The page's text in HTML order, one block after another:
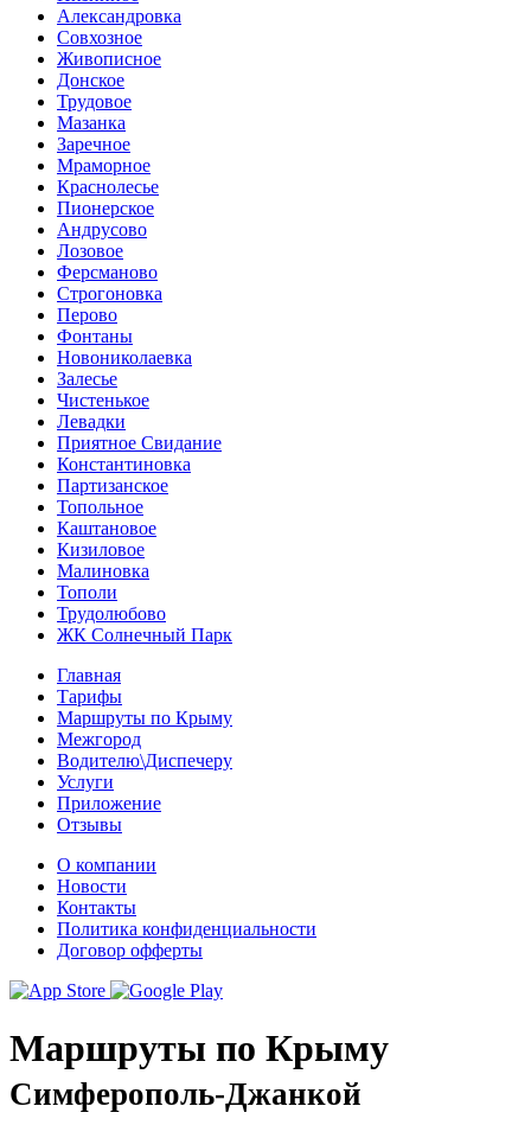
Александровка
Совхозное
Живописное
Донское
Трудовое
Мазанка
Заречное
Мраморное
Краснолесье
Пионерское
Андрусово
Лозовое
Ферсманово
Строгоновка
Перово
Фонтаны
Новониколаевка
Залесье
Чистенькое
Левадки
Приятное Свидание
Константиновка
Партизанское
Топольное
Каштановое
Кизиловое
Малиновка
Тополи
Трудолюбово
ЖК Солнечный Парк
Главная
Тарифы
Маршруты по Крыму
Межгород
Водителю\Диспечеру
Услуги
Приложение
Отзывы
О компании
Новости
Контакты
Политика конфиденциальности
Договор офферты
Маршруты по Крыму
Симферополь-Джанкой